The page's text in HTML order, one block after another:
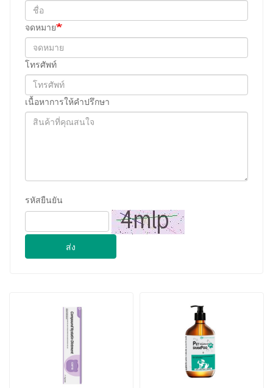
จดหมาย
โทรศัพท์
เนื้อหาการให้คำปรึกษา
รหัสยืนยัน
ส่ง